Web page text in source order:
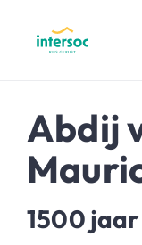
Abdij
1500